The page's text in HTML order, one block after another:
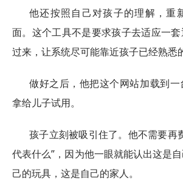
他还按照自己对孩子的理解，重
面。这个工具不是要求孩子去适应一
过来，让系统尽可能靠近孩子已经熟悉
做好之后，他把这个网站加载到一
拿给儿子试用。
孩子立刻被吸引住了。他不需要再
代表什么”，因为他一眼就能认出这是
己的玩具，这是自己的家人。